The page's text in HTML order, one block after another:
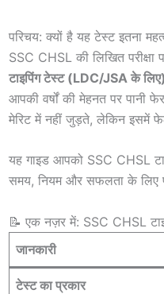
परिचय: क्यों है यह टेस्ट इतना
SSC CHSL की लिखित
टाइपिंग टेस्ट (LDC/JSA के
आपकी वर्षों की मेहनत पर पानी
मेरिट में नहीं जुड़ते, लेकिन इसमें फेल
यह गाइड आपको SSC CHSL
समय, नियम और सफलता के लिए
📝 एक नज़र में: SSC CHSL
जानकारी
टेस्ट का प्रकार